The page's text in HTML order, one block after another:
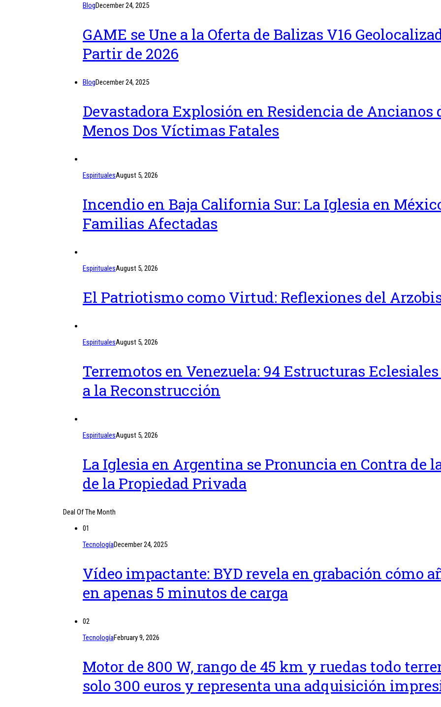
BlogDecember 24, 2025
GAME se Une a la Oferta de Balizas V16
Partir de 2026
BlogDecember 24, 2025
Devastadora Explosión en Residencia de Ancianos
Menos Dos Víctimas Fatales
EspiritualesAugust 5, 2026
Incendio en Baja California Sur: La Iglesia en
Familias Afectadas
EspiritualesAugust 5, 2026
El Patriotismo como Virtud: Reflexiones del
EspiritualesAugust 5, 2026
Terremotos en Venezuela: 94 Estructuras
a la Reconstrucción
EspiritualesAugust 5, 2026
La Iglesia en Argentina se Pronuncia en Contra de
de la Propiedad Privada
Deal Of The Month
01
TecnologíaDecember 24, 2025
Vídeo impactante: BYD revela en grabación cómo
en apenas 5 minutos de carga
02
TecnologíaFebruary 9, 2026
Motor de 800 W, rango de 45 km y ruedas todo
solo 300 euros y representa una adquisición